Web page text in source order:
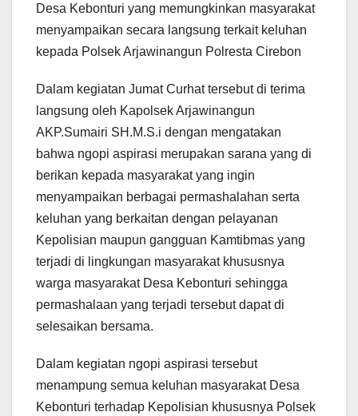
Desa Kebonturi yang memungkinkan masyarakat
menyampaikan secara langsung terkait keluhan
kepada Polsek Arjawinangun Polresta Cirebon
Dalam kegiatan Jumat Curhat tersebut di terima
langsung oleh Kapolsek Arjawinangun
AKP.Sumairi SH.M.S.i dengan mengatakan
bahwa ngopi aspirasi merupakan sarana yang di
berikan kepada masyarakat yang ingin
menyampaikan berbagai permashalahan serta
keluhan yang berkaitan dengan pelayanan
Kepolisian maupun gangguan Kamtibmas yang
terjadi di lingkungan masyarakat khususnya
warga masyarakat Desa Kebonturi sehingga
permashalaan yang terjadi tersebut dapat di
selesaikan bersama.
Dalam kegiatan ngopi aspirasi tersebut
menampung semua keluhan masyarakat Desa
Kebonturi terhadap Kepolisian khususnya Polsek